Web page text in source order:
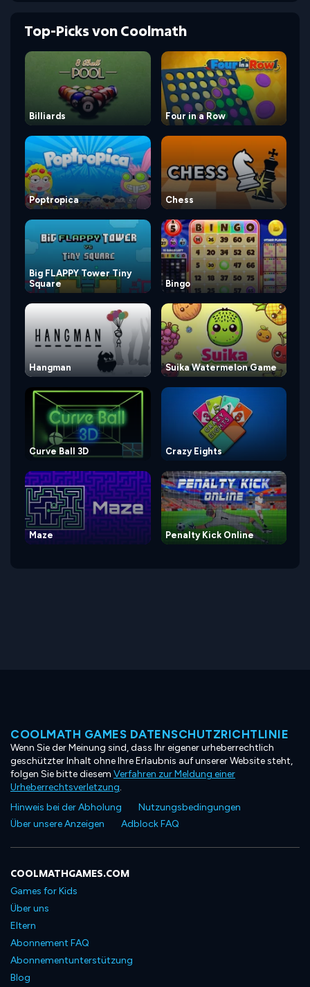
Top-Picks von Coolmath
Billiards Four in a Row
Poptropica Chess
Big FLAPPY Tower Tiny
Square
Bingo
Hangman Suika Watermelon Game
Curve Ball 3D Crazy Eights
Maze Penalty Kick Online
COOLMATH GAMES DATENSCHUTZRICHTLINIE
Wenn Sie der Meinung sind, dass Ihr eigener urheberrechtlich
geschützter Inhalt ohne Ihre Erlaubnis auf unserer Website steht,
folgen Sie bitte diesem Verfahren zur Meldung einer
Urheberrechtsverletzung.
Hinweis bei der Abholung
Nutzungsbedingungen
Über unsere Anzeigen
Adblock FAQ
COOLMATHGAMES.COM
Games for Kids
Über uns
Eltern
Abonnement FAQ
Abonnementunterstützung
Blog